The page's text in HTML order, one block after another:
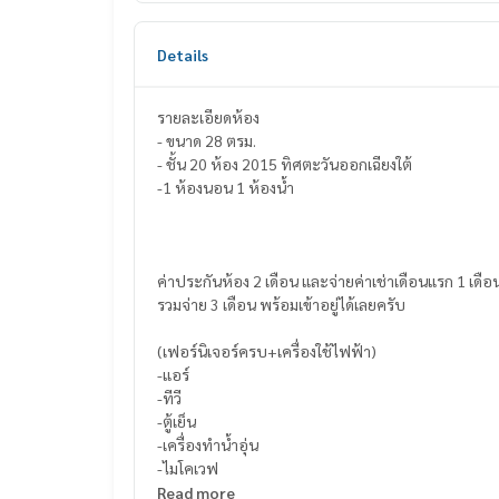
Details
รายละเอียดห้อง
- ขนาด 28 ตรม.
- ชั้น 20 ห้อง 2015 ทิศตะวันออกเฉียงใต้
-1 ห้องนอน 1 ห้องน้ำ
ค่าประกันห้อง 2 เดือน และจ่ายค่าเช่าเดือนแรก 1 เดือ
รวมจ่าย 3 เดือน พร้อมเข้าอยู่ได้เลยครับ
(เฟอร์นิเจอร์ครบ+เครื่องใช้ไฟฟ้า)
-แอร์
-ทีวี
-ตู้เย็น
-เครื่องทำน้ำอุ่น
-ไมโคเวฟ
Read more